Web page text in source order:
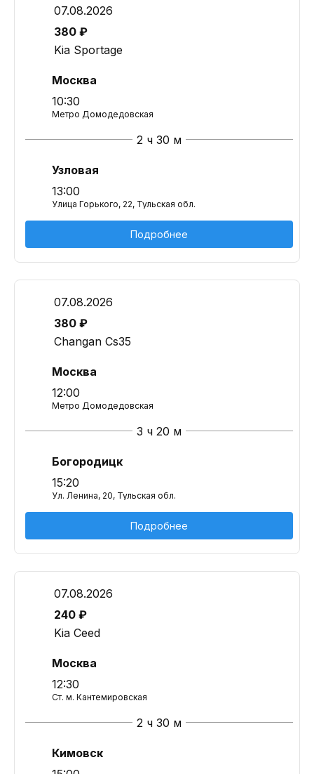
07.08.2026
380 ₽
Kia Sportage
Москва
10:30
Метро Домодедовская
2 ч 30 м
Узловая
13:00
Улица Горького, 22, Тульская обл.
Подробнее
07.08.2026
380 ₽
Changan Cs35
Москва
12:00
Метро Домодедовская
3 ч 20 м
Богородицк
15:20
Ул. Ленина, 20, Тульская обл.
Подробнее
07.08.2026
240 ₽
Kia Ceed
Москва
12:30
Ст. м. Кантемировская
2 ч 30 м
Кимовск